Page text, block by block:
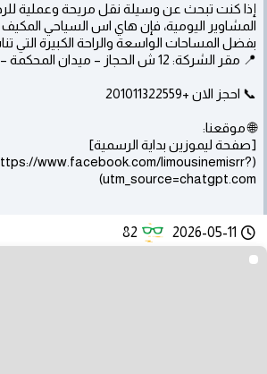
إذا كنت تبحث عن وسيلة نقل مريحة وعملية
المشاوير اليومية، فإن هاي اس السياحي المكيف
بفضل المساحات الواسعة والراحة الكبيرة التي
📍 مقر الشركة: 12 ش الحجاز – ميدان المحكمة – مصر الجديدة
📞 احجز الان +201011322559
🌐 موقعنا:
[صفحة ليموزين بداية الرسمية]
www.facebook.com/limousinemisrr?
utm_source=chatgpt.com)
2026-05-11
82